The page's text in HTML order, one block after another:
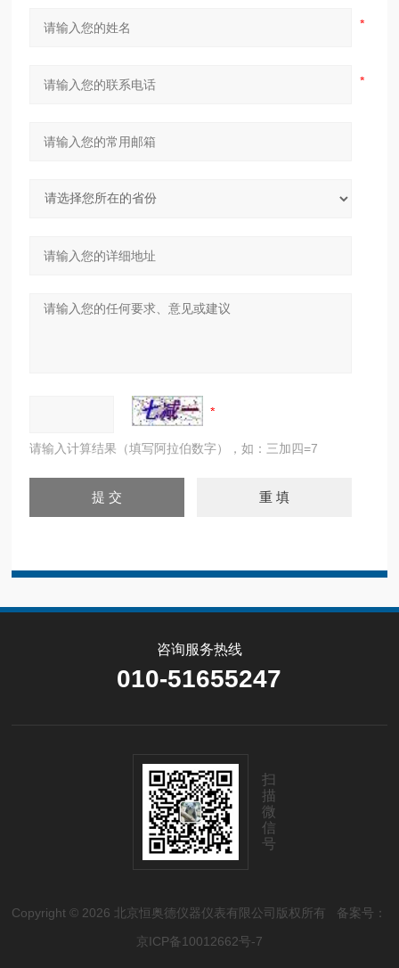
请输入计算结果（填写阿拉伯数字），如：三加四=7
咨询服务热线
010-51655247
扫
描
微
信
号
Copyright © 2026 北京恒奥德仪器仪表有限公司版权所有 备案号：
京ICP备10012662号-7